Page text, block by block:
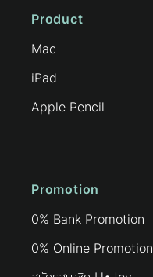
Product
Mac
iPad
Apple Pencil
Promotion
0% Bank Promotion
0% Online Promotion